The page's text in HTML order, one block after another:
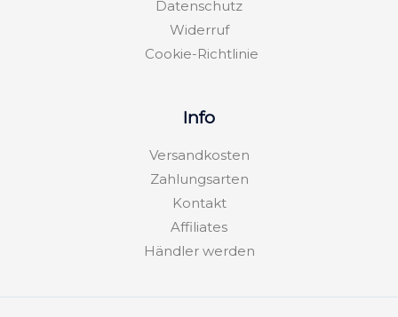
Datenschutz
Widerruf
Cookie-Richtlinie
Info
Versandkosten
Zahlungsarten
Kontakt
Affiliates
Händler werden